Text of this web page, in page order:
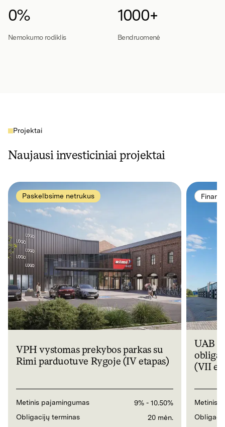
0%
Nemokumo rodiklis
1000+
Bendruomenė
Projektai
Naujausi investiciniai projektai
VPH vystomas prekybos parkas su
Rimi parduotuve Rygoje (IV etapas)
Metinis pajamingumas
9% - 10.50%
Obligacijų terminas
20 mėn.
Paskelbsime netrukus
UAB
(VII
Metinis